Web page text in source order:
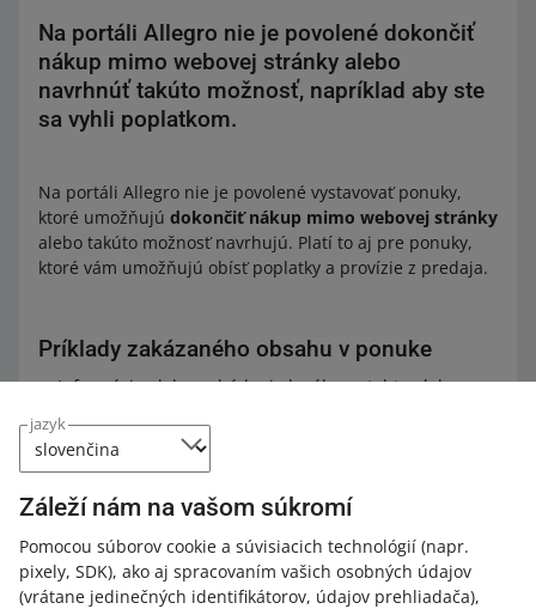
jazyk
Záleží nám na vašom súkromí
Pomocou súborov cookie a súvisiacich technológií (napr.
pixely, SDK), ako aj spracovaním vašich osobných údajov
(vrátane jedinečných identifikátorov, údajov prehliadača),
Na portáli Allegro nie je povolené dokončiť
nákup mimo webovej stránky alebo
navrhnúť takúto možnosť, napríklad aby ste
sa vyhli poplatkom.
Na portáli Allegro nie je povolené vystavovať ponuky,
ktoré umožňujú dokončiť nákup mimo webovej stránky
alebo takúto možnosť navrhujú. Platí to aj pre ponuky,
ktoré vám umožňujú obísť poplatky a provízie z predaja.
Príklady zakázaného obsahu v ponuke
Informácie alebo nabádanie k nákupu tohto alebo
ako: „Predaj len cez môj internetový obchod“, „Ponuky
posielajte telefonicky, dohodneme sa mimo portálu
Informácie o povinnosti zaplatiť časť alebo všetky
poplatky spojené s nákupom produktu mimo portálu
Allegro. Ustanovenia ako: „Cena v ponuke je
orientačná, na cenu sa informujte osobne."